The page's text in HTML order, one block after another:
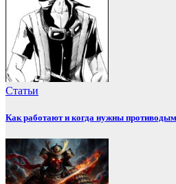
Статьи
Как работают и когда нужны